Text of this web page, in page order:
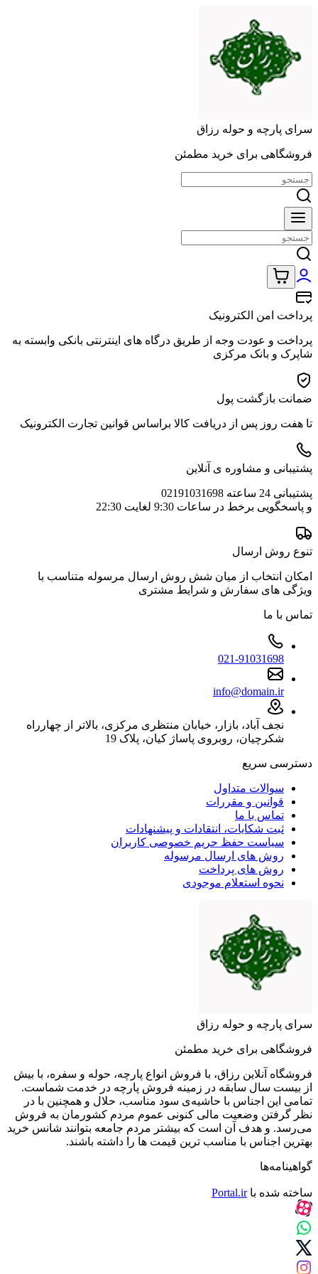
سرای پارچه و حوله رزاق
فروشگاهی برای خرید مطمئن
پرداخت امن الکترونیک
پرداخت و عودت وجه از طریق درگاه های اینترنتی بانکی وابسته به
شاپرک و بانک مرکزی
ضمانت بازگشت پول
تا هفت روز پس از دریافت کالا براساس قوانین تجارت الکترونیک
پشتیبانی و مشاوره ی آنلاین
پشتیبانی 24 ساعته 02191031698
و پاسخگویی برخط در ساعات 9:30 لغایت 22:30
تنوع روش ارسال
امکان انتخاب از میان شش روش ارسال مرسوله متناسب با
ویژگی های سفارش و شرایط مشتری
تماس با ما
021-91031698
info@domain.ir
نجف آباد، بازار، خیابان منتظری مرکزی، بالاتر از چهارراه
شکرچیان، روبروی پاساژ کیان، پلاک 19
دسترسی سریع
سوالات متداول
قوانین و مقررات
تماس با ما
ثبت شکایات، انتقادات و پیشنهادات
سیاست حفظ حریم خصوصی کاربران
روش های ارسال مرسوله
روش های پرداخت
نحوه استعلام موجودی
سرای پارچه و حوله رزاق
فروشگاهی برای خرید مطمئن
فروشگاه آنلاین رزاق، با فروش انواع پارچه، حوله و سفره، با بیش
از بیست سال سابقه در زمینه فروش پارچه در خدمت شماست.
تمامی این اجناس با حاشیه‌ی سود مناسب، حلال و همچنین با در
نظر گرفتن وضعیت مالی کنونی عموم مردم کشورمان به فروش
می‌رسد. و هدف آن است که بیشتر مردم جامعه بتوانند شانس خرید
بهترین اجناس با مناسب ترین قیمت ها را داشته باشند.
گواهینامه‌ها
ساخته شده باPortal.ir